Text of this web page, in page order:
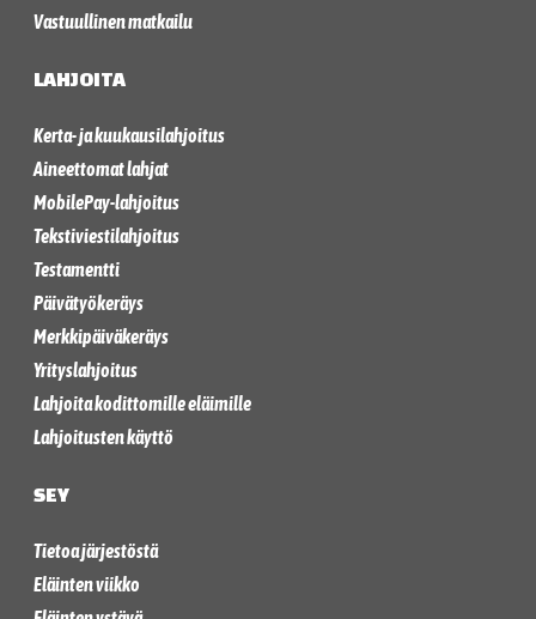
Vastuullinen matkailu
LAHJOITA
Kerta- ja kuukausilahjoitus
Aineettomat lahjat
MobilePay-lahjoitus
Tekstiviestilahjoitus
Testamentti
Päivätyökeräys
Merkkipäiväkeräys
Yrityslahjoitus
Lahjoita kodittomille eläimille
Lahjoitusten käyttö
SEY
Tietoa järjestöstä
Eläinten viikko